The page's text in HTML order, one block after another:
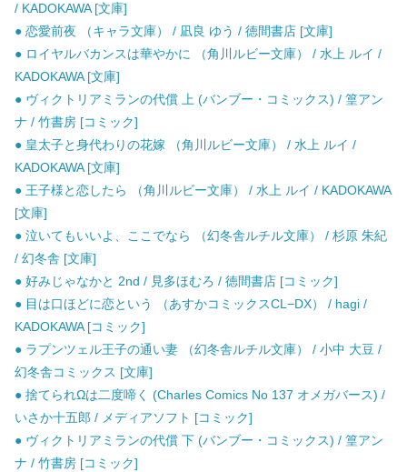
/ KADOKAWA [文庫]
● 恋愛前夜 （キャラ文庫） / 凪良 ゆう / 徳間書店 [文庫]
● ロイヤルバカンスは華やかに （角川ルビー文庫） / 水上 ルイ /
KADOKAWA [文庫]
● ヴィクトリアミランの代償 上 (バンブー・コミックス) / 篁アン
ナ / 竹書房 [コミック]
● 皇太子と身代わりの花嫁 （角川ルビー文庫） / 水上 ルイ /
KADOKAWA [文庫]
● 王子様と恋したら （角川ルビー文庫） / 水上 ルイ / KADOKAWA
[文庫]
● 泣いてもいいよ、ここでなら （幻冬舎ルチル文庫） / 杉原 朱紀
/ 幻冬舎 [文庫]
● 好みじゃなかと 2nd / 見多ほむろ / 徳間書店 [コミック]
● 目は口ほどに恋という （あすかコミックスCL−DX） / hagi /
KADOKAWA [コミック]
● ラプンツェル王子の通い妻 （幻冬舎ルチル文庫） / 小中 大豆 /
幻冬舎コミックス [文庫]
● 捨てられΩは二度啼く (Charles Comics No 137 オメガバース) /
いさか十五郎 / メディアソフト [コミック]
● ヴィクトリアミランの代償 下 (バンブー・コミックス) / 篁アン
ナ / 竹書房 [コミック]